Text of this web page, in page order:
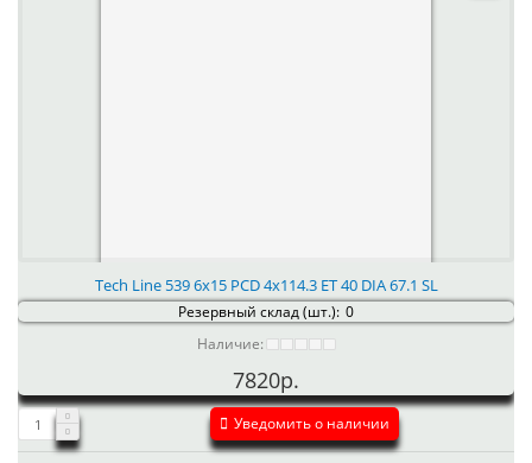
Tech Line 539 6x15 PCD 4x114.3 ET 40 DIA 67.1 SL
Резервный склад (шт.): 0
Наличие:
7820р.
Уведомить о наличии